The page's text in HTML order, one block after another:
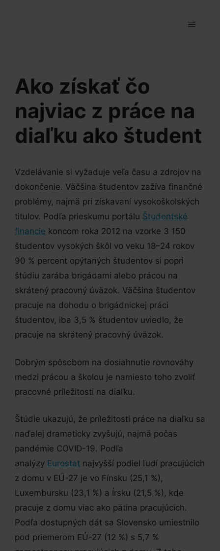
MENU
Ako získať čo
najviac z práce na
diaľku ako študent
Vzdelávanie si vyžaduje veľa času a zdrojov na
dokončenie. Väčšina študentov zažíva finančné
problémy, najmä pri získavaní vysokoškolských
titulov. Podľa prieskumu portálu Študentské
financie koncom roka 2012 na vzorke 3 150
študentov vysokých škôl vo veku 18–24 rokov
90 % percent opýtaných študentov si popri
štúdiu zarába brigádami alebo prácou na
skrátený pracovný úväzok. Väčšina študentov
pracuje na dohodu o brigádnickej práci
študentov, iba 3,5 % študentov uviedlo, že
pracuje na skrátený pracovný úväzok.
Dobrým spôsobom na dosiahnutie rovnováhy
medzi prácou a školou je namiesto toho zvoliť
pracovné príležitosti na diaľku.
Štúdie ukazujú, že príležitosti práce na diaľku sa
naďalej dramaticky zvyšujú, najmä počas
pandémie COVID-19. Podľa
analýzy Eurostat najvyšší podiel ľudí pracujúcich
z domu v EÚ-27 je vo Fínsku (25,1 %),
Luxembursku (23,1 %) a Írsku (21,5 %), kde
pracuje z domu viac ako pätina pracujúcich.
Podľa dostupných dát sa Slovensko umiestnilo
pod priemerom EÚ-27 (12 %) s 5,7 %